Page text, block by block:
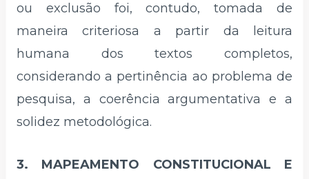
ou exclusão foi, contudo, tomada de
maneira criteriosa a partir da leitura
humana dos textos completos,
considerando a pertinência ao problema de
pesquisa, a coerência argumentativa e a
solidez metodológica.
3. MAPEAMENTO CONSTITUCIONAL E